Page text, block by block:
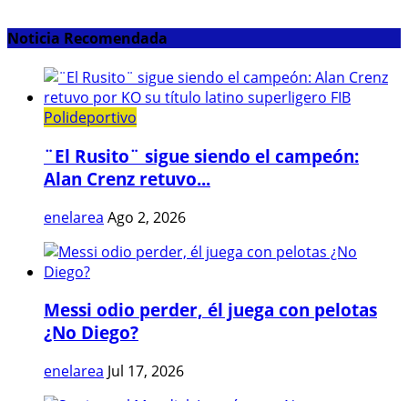
Noticia Recomendada
Polideportivo
¨El Rusito¨ sigue siendo el campeón:
Alan Crenz retuvo...
enelarea Ago 2, 2026
Messi odio perder, él juega con pelotas
¿No Diego?
enelarea Jul 17, 2026